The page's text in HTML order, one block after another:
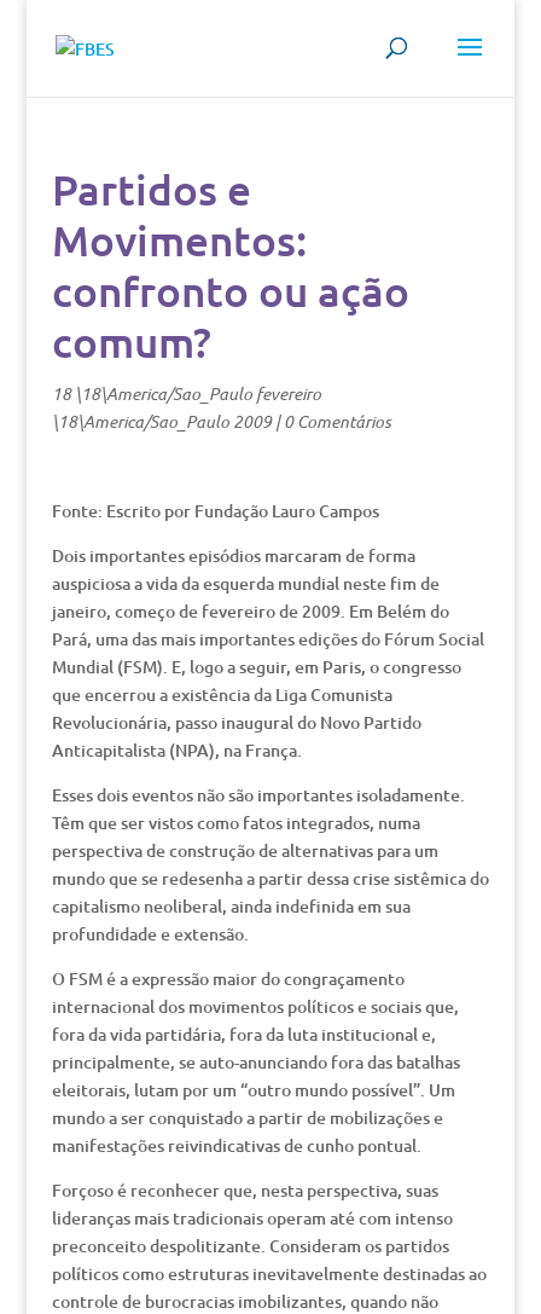
Partidos e
Movimentos:
confronto ou ação
comum?
18 \18\America/Sao_Paulo fevereiro
\18\America/Sao_Paulo 2009|0 Comentários
Fonte: Escrito por Fundação Lauro Campos
Dois importantes episódios marcaram de forma
auspiciosa a vida da esquerda mundial neste fim de
janeiro, começo de fevereiro de 2009. Em Belém do
Pará, uma das mais importantes edições do Fórum Social
Mundial (FSM). E, logo a seguir, em Paris, o congresso
que encerrou a existência da Liga Comunista
Revolucionária, passo inaugural do Novo Partido
Anticapitalista (NPA), na França.
Esses dois eventos não são importantes isoladamente.
Têm que ser vistos como fatos integrados, numa
perspectiva de construção de alternativas para um
mundo que se redesenha a partir dessa crise sistêmica do
capitalismo neoliberal, ainda indefinida em sua
profundidade e extensão.
O FSM é a expressão maior do congraçamento
internacional dos movimentos políticos e sociais que,
fora da vida partidária, fora da luta institucional e,
principalmente, se auto-anunciando fora das batalhas
eleitorais, lutam por um “outro mundo possível”. Um
mundo a ser conquistado a partir de mobilizações e
manifestações reivindicativas de cunho pontual.
Forçoso é reconhecer que, nesta perspectiva, suas
lideranças mais tradicionais operam até com intenso
preconceito despolitizante. Consideram os partidos
políticos como estruturas inevitavelmente destinadas ao
controle de burocracias imobilizantes, quando não